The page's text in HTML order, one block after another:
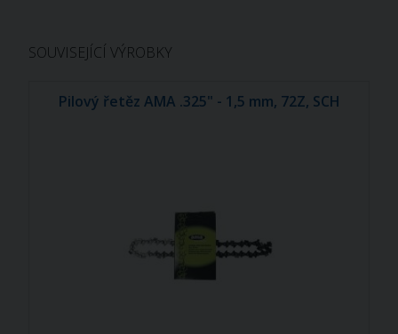
SOUVISEJÍCÍ VÝROBKY
Pilový řetěz AMA .325" - 1,5 mm, 72Z, SCH